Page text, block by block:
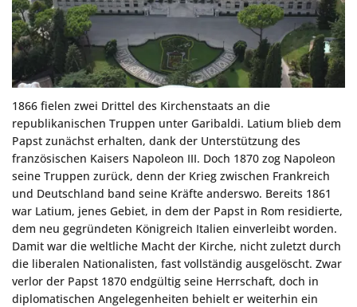
1866 fielen zwei Drittel des Kirchenstaats an die
republikanischen Truppen unter Garibaldi. Latium blieb dem
Papst zunächst erhalten, dank der Unterstützung des
französischen Kaisers Napoleon III. Doch 1870 zog Napoleon
seine Truppen zurück, denn der Krieg zwischen Frankreich
und Deutschland band seine Kräfte anderswo. Bereits 1861
war Latium, jenes Gebiet, in dem der Papst in Rom residierte,
dem neu gegründeten Königreich Italien einverleibt worden.
Damit war die weltliche Macht der Kirche, nicht zuletzt durch
die liberalen Nationalisten, fast vollständig ausgelöscht. Zwar
verlor der Papst 1870 endgültig seine Herrschaft, doch in
diplomatischen Angelegenheiten behielt er weiterhin ein